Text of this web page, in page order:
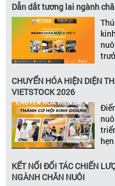
Dẫn dắt tương lai ngành
đổi
CHUYỂN HÓA HIỆN DIỆN
VIETSTOCK 2026
trị
KẾT NỐI ĐỐI TÁC CHIẾN
NGÀNH CHĂN NUÔI